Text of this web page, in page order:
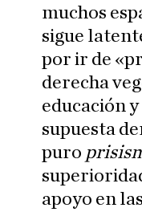
muchos
sigue
por ir de
derecha
educación
supuesta
puro
apoyo en